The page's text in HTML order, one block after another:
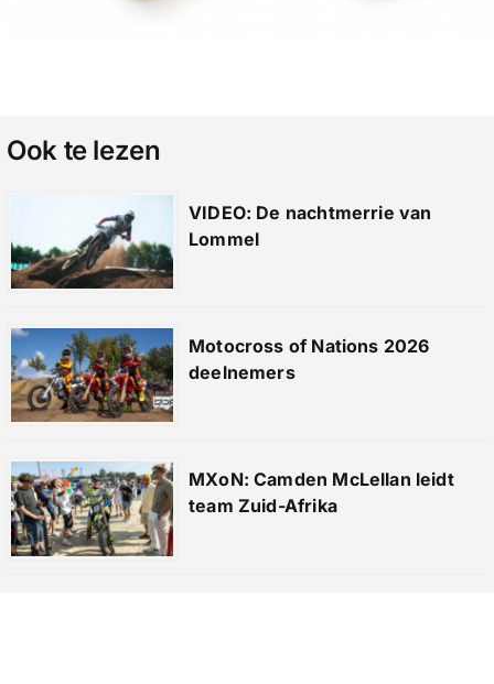
Ook te lezen
VIDEO: De nachtmerrie van
Lommel
Motocross of Nations 2026
deelnemers
MXoN: Camden McLellan leidt
team Zuid-Afrika